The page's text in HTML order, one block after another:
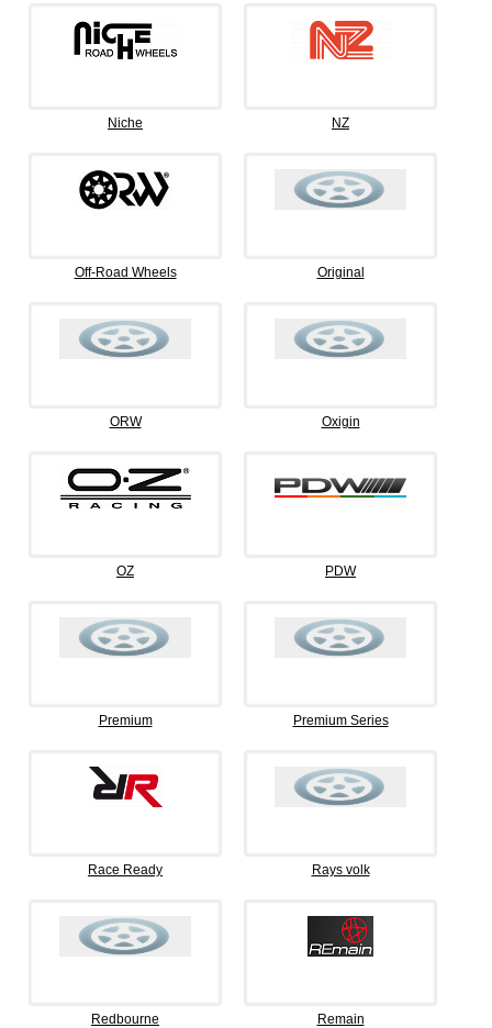
Niche NZ
Off-Road Wheels Original
ORW Oxigin
OZ PDW
Premium Premium Series
Race Ready Rays volk
Redbourne Remain